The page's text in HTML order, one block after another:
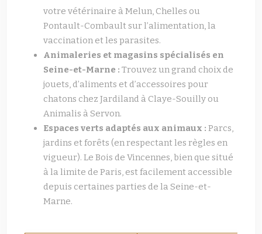
votre vétérinaire à Melun, Chelles ou
Pontault-Combault sur l’alimentation, la
vaccination et les parasites.
Animaleries et magasins spécialisés en
Seine-et-Marne : Trouvez un grand choix de
jouets, d’aliments et d’accessoires pour
chatons chez Jardiland à Claye-Souilly ou
Animalis à Servon.
Espaces verts adaptés aux animaux : Parcs,
jardins et forêts (en respectant les règles en
vigueur). Le Bois de Vincennes, bien que situé
à la limite de Paris, est facilement accessible
depuis certaines parties de la Seine-et-
Marne.